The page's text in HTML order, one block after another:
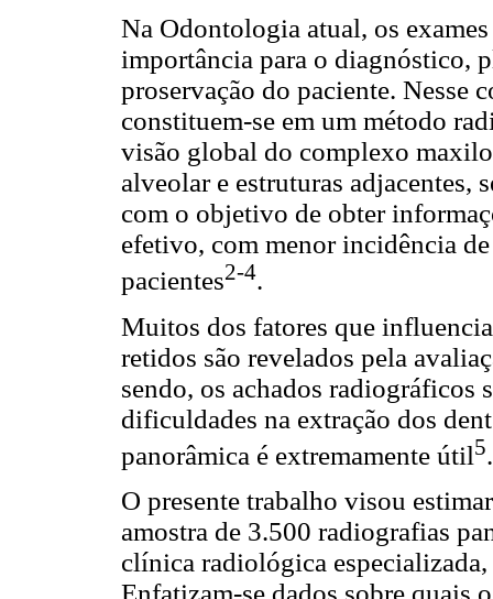
Na Odontologia atual, os
importância para o diagnóstico,
proservação do paciente. Nesse
constituem-se em um método
visão global do complexo
alveolar e estruturas
com o objetivo de obter
efetivo, com menor incidência
pacientes2-4.
Muitos dos fatores que
retidos são revelados pela
sendo, os achados radiográficos
dificuldades na extração dos
panorâmica é extremamente útil5.
O presente trabalho visou
amostra de 3.500 radiografias
clínica radiológica especializada,
Enfatizam-se dados sobre quais